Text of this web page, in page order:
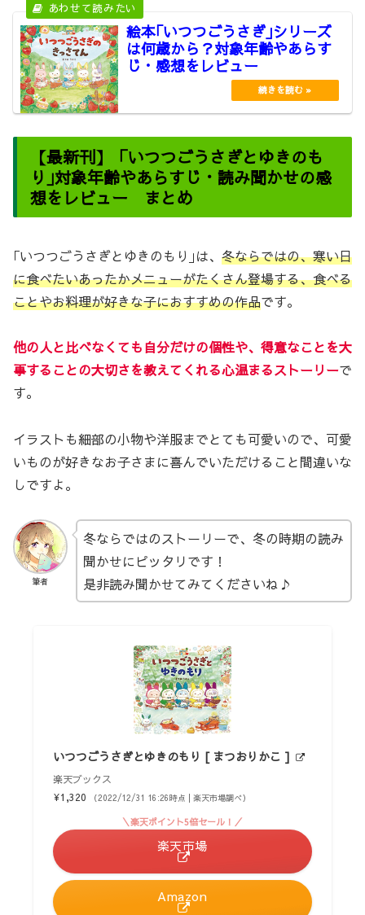
絵本｢いつつごうさぎ｣シリーズ
は何歳から？対象年齢やあらす
じ・感想をレビュー
【最新刊】「いつつごうさぎとゆきのも
り｣対象年齢やあらすじ・読み聞かせの感
想をレビュー まとめ
｢いつつごうさぎとゆきのもり｣は、 冬ならではの、寒い日
に食べたいあったかメニューがたくさん登場する、食べる
ことやお料理が好きな子におすすめの作品です。
他の人と比べなくても自分だけの個性や、得意なことを大
事することの大切さを教えてくれる心温まるストーリーで
す。
イラストも細部の小物や洋服までとても可愛いので、可愛
いものが好きなお子さまに喜んでいただけること間違いな
しですよ。
筆者
冬ならではのストーリーで、冬の時期の読み
聞かせにピッタリです！
是非読み聞かせてみてくださいね♪
いつつごうさぎとゆきのもり [ まつおりかこ ]
楽天ブックス
¥1,320
（2022/12/31 16:26時点 | 楽天市場調べ）
Amazon
＼楽天ポイント5倍セール！／
楽天市場